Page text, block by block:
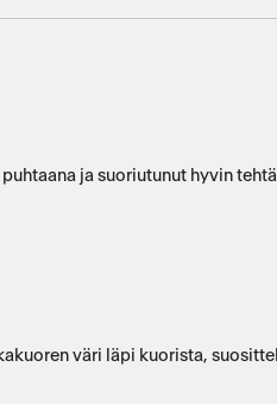
ja suoriutunut hyvin
väri läpi kuorista,